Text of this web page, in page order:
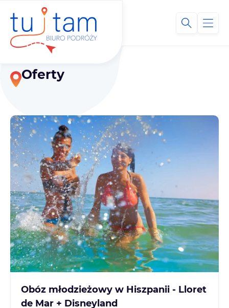
Oferty
Obóz młodzieżowy w Hiszpanii - Lloret
de Mar + Disneyland